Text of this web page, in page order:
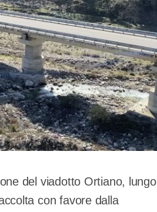
del viadotto Ortiano, lungo
con favore dalla